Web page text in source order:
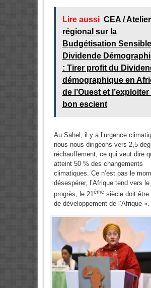
Lire aussi CEA / Atelier
régional sur la
Budgétisation
Dividende
: Tirer profit du
démographique en
de l’Ouest et l’exploiter
bon escient
Au Sahel, il y a l’urgence
nous nous dirigeons vers 2,5
réchauffement, ce qui veut dire
atteint 50 % des changements
climatiques. Ce n’est pas le
désespérer, l’Afrique tend vers le
progrès, le 21èmesiècle doit être
de développement de l’Afrique ».